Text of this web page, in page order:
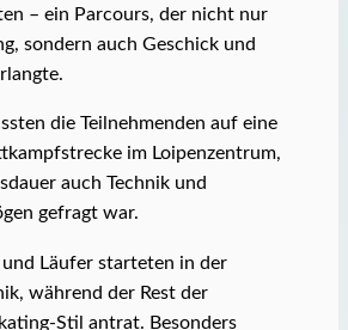
– ein Parcours, der nicht nur
sondern auch Geschick und
die Teilnehmenden auf eine
im Loipenzentrum,
auch Technik und
gefragt war.
Läufer starteten in der
während der Rest der
Stil antrat. Besonders